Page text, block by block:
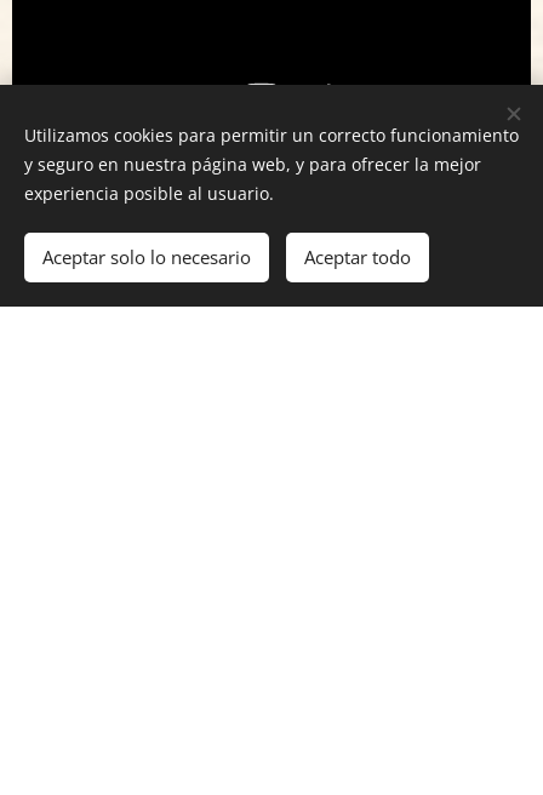
Utilizamos cookies para permitir un correcto funcionamiento
y seguro en nuestra página web, y para ofrecer la mejor
experiencia posible al usuario.
Aceptar solo lo necesario Aceptar todo